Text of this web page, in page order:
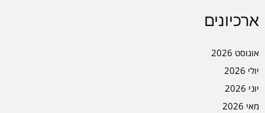
ארכיונים
אוגוסט 2026
יולי 2026
יוני 2026
מאי 2026